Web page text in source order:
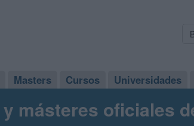
Masters Cursos Universidades
másteres oficiales